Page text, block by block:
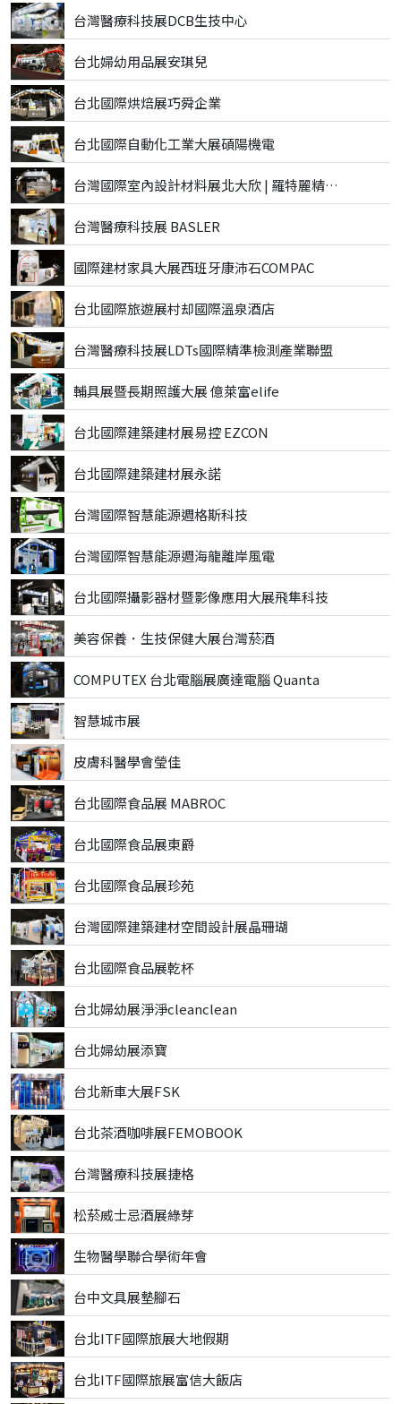
台灣醫療科技展DCB生技中心
台北婦幼用品展安琪兒
台北國際烘焙展巧舜企業
台北國際自動化工業大展碩陽機電
台灣國際室內設計材料展北大欣 | 羅特麗精品磁磚
台灣醫療科技展 BASLER
國際建材家具大展西班牙康沛石COMPAC
台北國際旅遊展村却國際溫泉酒店
台灣醫療科技展LDTs國際精準檢測產業聯盟
輔具展暨長期照護大展 億萊富elife
台北國際建築建材展易控 EZCON
台北國際建築建材展永諾
台灣國際智慧能源週格斯科技
台灣國際智慧能源週海龍離岸風電
台北國際攝影器材暨影像應用大展飛隼科技
美容保養．生技保健大展台灣菸酒
COMPUTEX 台北電腦展廣達電腦 Quanta
智慧城市展
皮膚科醫學會瑩佳
台北國際食品展 MABROC
台北國際食品展東爵
台北國際食品展珍苑
台灣國際建築建材空間設計展晶珊瑚
台北國際食品展乾杯
台北婦幼展淨淨cleanclean
台北婦幼展添寶
台北新車大展FSK
台北茶酒咖啡展FEMOBOOK
台灣醫療科技展捷格
松菸威士忌酒展綠芽
生物醫學聯合學術年會
台中文具展墊腳石
台北ITF國際旅展大地假期
台北ITF國際旅展富信大飯店